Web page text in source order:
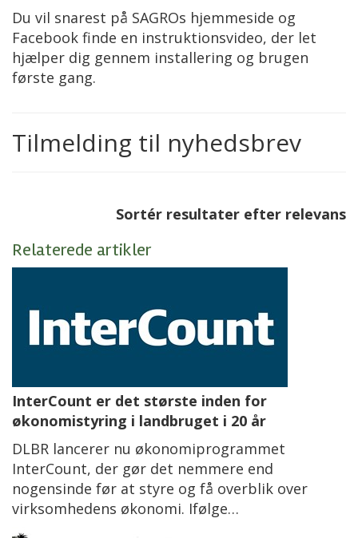
Du vil snarest på SAGROs hjemmeside og
Facebook finde en instruktionsvideo, der let
hjælper dig gennem installering og brugen
første gang.
Tilmelding til nyhedsbrev
Sortér resultater efter relevans
Relaterede artikler
InterCount er det største inden for
økonomistyring i landbruget i 20 år
DLBR lancerer nu økonomiprogrammet
InterCount, der gør det nemmere end
nogensinde før at styre og få overblik over
virksomhedens økonomi. Ifølge…